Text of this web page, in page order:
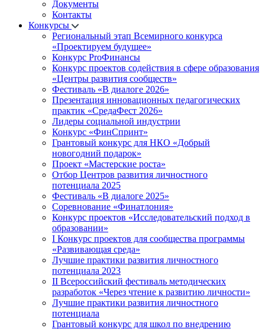
Документы
Контакты
Конкурсы
Региональный этап Всемирного конкурса
«Проектируем будущее»
Конкурс ProФинансы
Конкурс проектов содействия в сфере образования
«Центры развития сообществ»
Фестиваль «В диалоге 2026»
Презентация инновационных педагогических
практик «СредаФест 2026»
Лидеры социальной индустрии
Конкурс «ФинСпринт»
Грантовый конкурс для НКО «Добрый
новогодний подарок»
Проект «Мастерские роста»
Отбор Центров развития личностного
потенциала 2025
Фестиваль «В диалоге 2025»
Соревнование «Финатлония»
Конкурс проектов «Исследовательский подход в
образовании»
I Конкурс проектов для сообщества программы
«Развивающая среда»
Лучшие практики развития личностного
потенциала 2023
II Всероссийский фестиваль методических
разработок «Через чтение к развитию личности»
Лучшие практики развития личностного
потенциала
Грантовый конкурс для школ по внедрению